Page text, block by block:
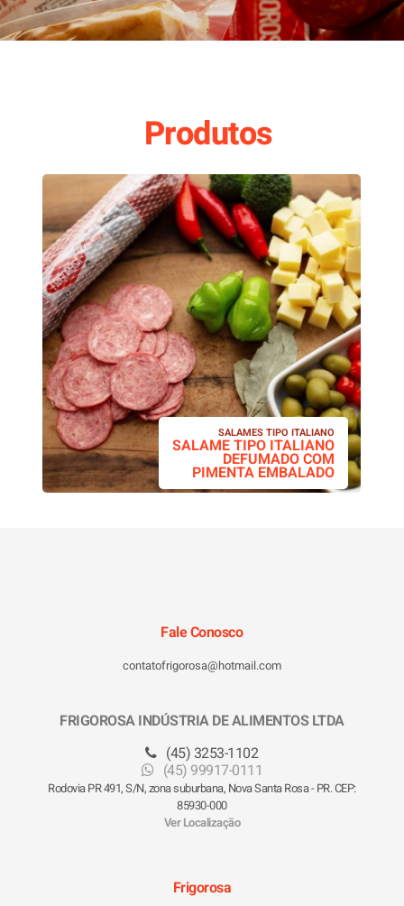
Produtos
SALAMES TIPO ITALIANO
SALAME TIPO ITALIANO
DEFUMADO COM
PIMENTA EMBALADO
Fale Conosco
contatofrigorosa@hotmail.com
FRIGOROSA INDÚSTRIA DE ALIMENTOS LTDA
(45) 3253-1102
(45) 99917-0111
Rodovia PR 491, S/N, zona suburbana, Nova Santa Rosa - PR. CEP:
85930-000
Ver Localização
Frigorosa
SALAMES TIPO ITALIANO
LINGUIÇAS DEFUMADAS
LINGUIÇA FRESCAL